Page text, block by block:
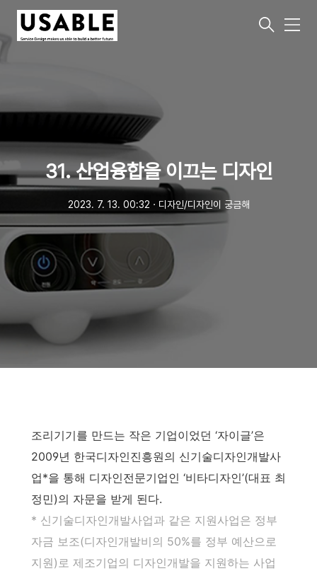
메
31. 산업융합을 이끄는 디자인
2023. 7. 13. 00:32 ㆍ 디자인/디자인이 궁금해
조리기기를 만드는 작은 기업이었던 ‘자이글’은
2009년 한국디자인진흥원의 신기술디자인개발사
업*을 통해 디자인전문기업인 ‘비타디자인’(대표 최
정민)의 자문을 받게 된다.
* 신기술디자인개발사업과 같은 지원사업은 정부
자금 보조(디자인개발비의 50%를 정부 예산으로
지원)로 제조기업의 디자인개발을 지원하는 사업